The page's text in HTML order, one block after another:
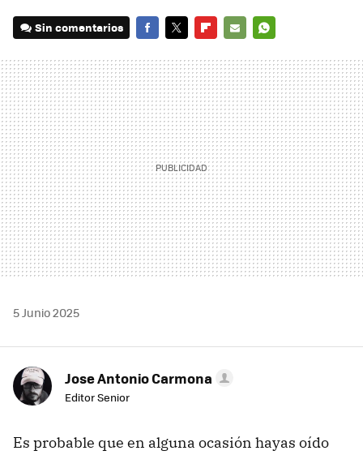
Sin comentarios
MAIL
5 Junio 2025
Jose Antonio Carmona
Editor Senior
Es probable que en alguna ocasión hayas oído